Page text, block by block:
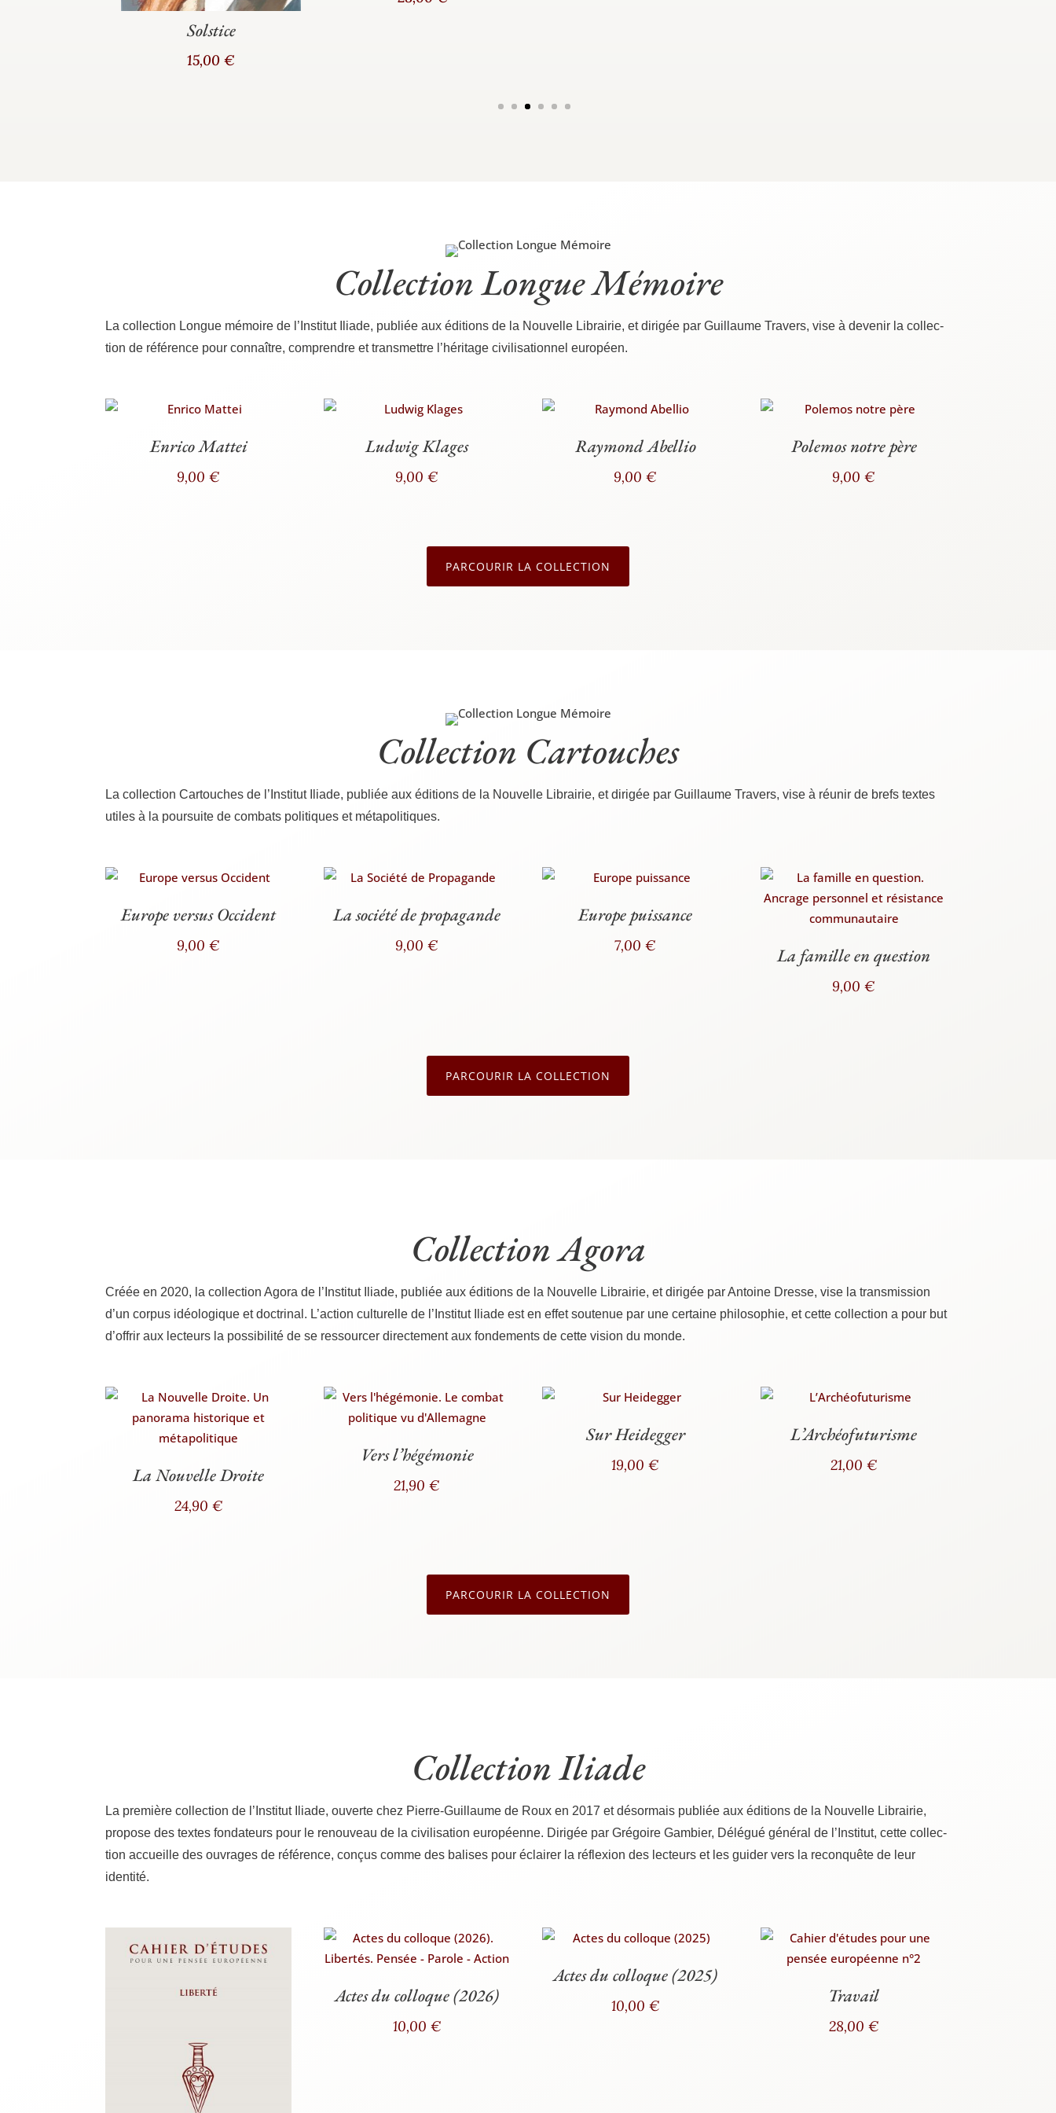
Solstice
15,00 €
Collection Longue Mémoire
La col­lec­tion Longue mémoire de l’Institut Iliade, publiée aux édi­tions de la Nou­velle Librai­rie, et diri­gée par Guillaume Tra­vers, vise à deve­nir la col­lec­
tion de réfé­rence pour connaître, com­prendre et trans­mettre l’héritage civi­li­sa­tion­nel européen.
Enrico Mattei
9,00€
Ludwig Klages
9,00€
Raymond Abellio
9,00€
Polemos notre père
9,00€
PAR­COU­RIR LA COLLECTION
Collection Cartouches
La col­lec­tion Car­touches de l’Institut Iliade, publiée aux édi­tions de la Nou­velle Librai­rie, et diri­gée par Guillaume Tra­vers, vise à réunir de brefs textes
utiles à la pour­suite de com­bats poli­tiques et métapolitiques.
Europe versus Occident
9,00€
La société de propagande
9,00€
Europe puissance
7,00€ La famille en question
9,00€
PAR­COU­RIR LA COLLECTION
Collection Agora
Créée en 2020, la col­lec­tion Ago­ra de l’Institut Iliade, publiée aux édi­tions de la Nou­velle Librai­rie, et diri­gée par Antoine Dresse, vise la trans­mis­sion
d’un cor­pus idéo­lo­gique et doc­tri­nal. L’action cultu­relle de l’Institut Iliade est en effet sou­te­nue par une cer­taine phi­lo­so­phie, et cette col­lec­tion a pour but
d’offrir aux lec­teurs la pos­si­bi­li­té de se res­sour­cer direc­te­ment aux fon­de­ments de cette vision du monde.
La Nouvelle Droite
24,90 €
Vers l’hégémonie
21,90€
Sur Heidegger
19,00€
L’Archéofuturisme
21,00 €
PAR­COU­RIR LA COLLECTION
Collection Iliade
La pre­mière col­lec­tion de l’Institut Iliade, ouverte chez Pierre-Guillaume de Roux en 2017 et désor­mais publiée aux édi­tions de la Nou­velle Librai­rie,
pro­pose des textes fon­da­teurs pour le renou­veau de la civi­li­sa­tion euro­péenne. Diri­gée par Gré­goire Gam­bier, Délé­gué géné­ral de l’Institut, cette col­lec­
tion accueille des ouvrages de réfé­rence, conçus comme des balises pour éclai­rer la réflexion des lec­teurs et les gui­der vers la recon­quête de leur
identité.
Actes du colloque (2026)
10,00 €
Actes du colloque (2025)
10,00 € Travail
28,00 €